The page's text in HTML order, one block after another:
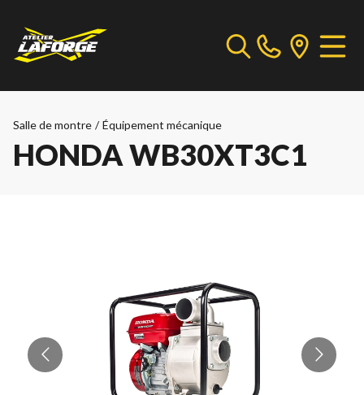
Salle de montre / Équipement mécanique
HONDA WB30XT3C1